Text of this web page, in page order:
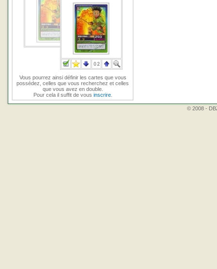
Vous pourrez ainsi définir les cartes que vous
possédez, celles que vous recherchez et celles
que vous avez en double.
Pour cela il suffit de vous inscrire.
© 2008 -